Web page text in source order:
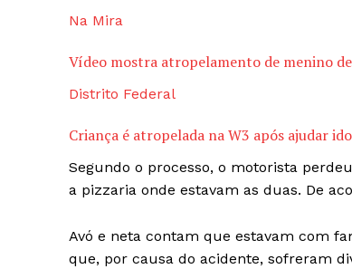
Na Mira
Vídeo mostra atropelamento de menino
Distrito Federal
Criança é atropelada na W3 após ajudar
Segundo o processo, o motorista
a pizzaria onde estavam as duas. De
Avó e neta contam que estavam com
que, por causa do acidente, sofreram